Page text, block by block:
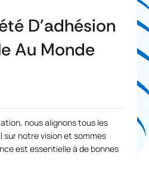
D'adhésion
Au Monde
nous alignons tous les
notre vision et sommes
est essentielle à de bonnes